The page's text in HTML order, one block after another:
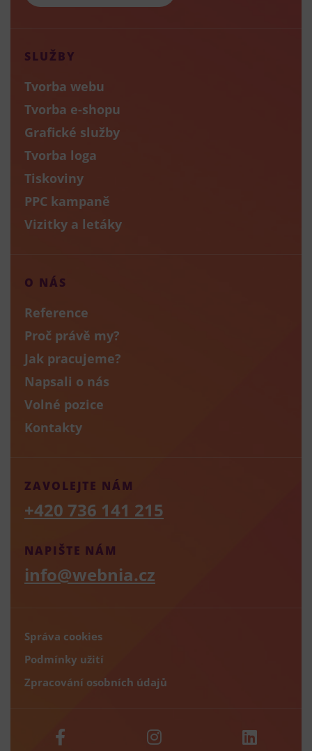
SLUŽBY
Tvorba webu
Tvorba e-shopu
Grafické služby
Tvorba loga
Tiskoviny
PPC kampaně
Vizitky a letáky
O NÁS
Reference
Proč právě my?
Jak pracujeme?
Napsali o nás
Volné pozice
Kontakty
NAPIŠTE NÁM
info@webnia.cz
ZAVOLEJTE NÁM
+420 736 141 215
Správa cookies
Podmínky užití
Zpracování osobních údajů